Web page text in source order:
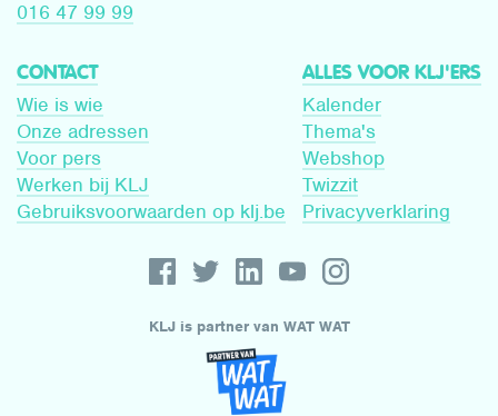
016 47 99 99
CONTACT
Wie is wie
Onze adressen
Voor pers
Werken bij KLJ
Gebruiksvoorwaarden op klj.be
ALLES VOOR KLJ'ERS
Kalender
Thema's
Webshop
Twizzit
Privacyverklaring
KLJ is partner van WAT WAT